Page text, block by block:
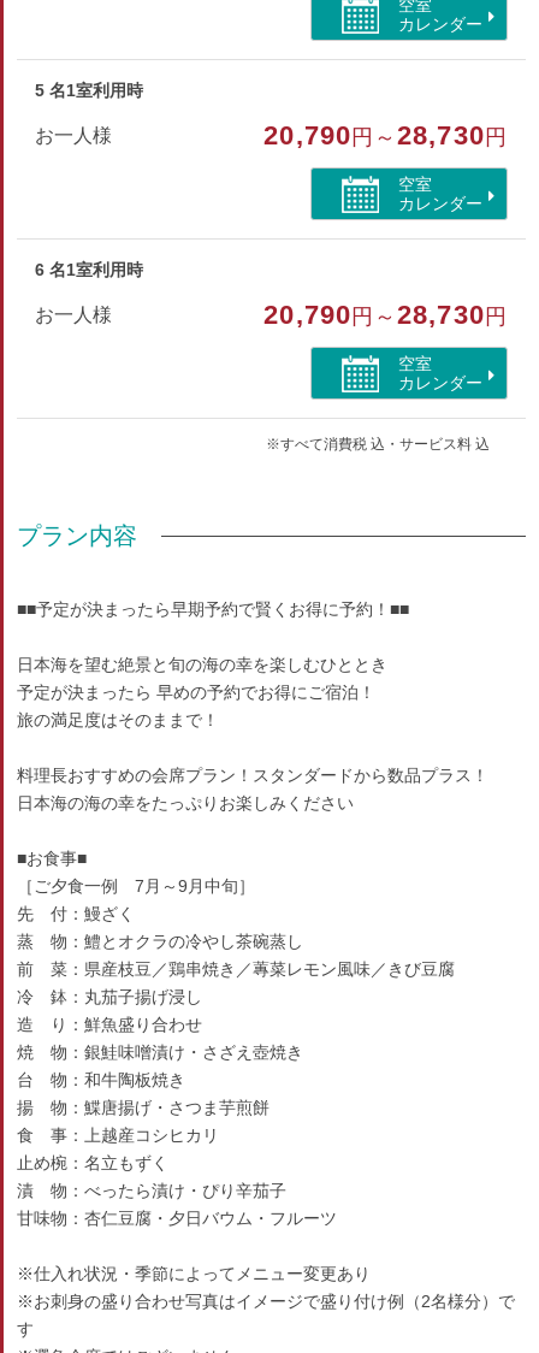
トイレ/禁煙/インターネットができる部屋/洗浄機付トイ
レ/シャワーブース/海が見える
空室
カレンダー
5 名1室利用時
お一人様 20,790 円～28,730 円
空室
カレンダー
6 名1室利用時
お一人様 20,790 円～28,730 円
空室
カレンダー
※すべて消費税 込・サービス料 込
プラン内容
■■予定が決まったら早期予約で賢くお得に予約！■■
日本海を望む絶景と旬の海の幸を楽しむひととき
予定が決まったら 早めの予約でお得にご宿泊！
旅の満足度はそのままで！
料理長おすすめの会席プラン！スタンダードから数品プラス！
日本海の海の幸をたっぷりお楽しみください
■お食事■
［ご夕食一例 7月～9月中旬］
先 付：鰻ざく
蒸 物：鱧とオクラの冷やし茶碗蒸し
前 菜：県産枝豆／鶏串焼き／蓴菜レモン風味／きび豆腐
冷 鉢：丸茄子揚げ浸し
造 り：鮮魚盛り合わせ
焼 物：銀鮭味噌漬け・さざえ壺焼き
台 物：和牛陶板焼き
揚 物：鰈唐揚げ・さつま芋煎餅
食 事：上越産コシヒカリ
止め椀：名立もずく
漬 物：べったら漬け・ぴり辛茄子
甘味物：杏仁豆腐・夕日バウム・フルーツ
※仕入れ状況・季節によってメニュー変更あり
※お刺身の盛り合わせ写真はイメージで盛り付け例（2名様分）で
す